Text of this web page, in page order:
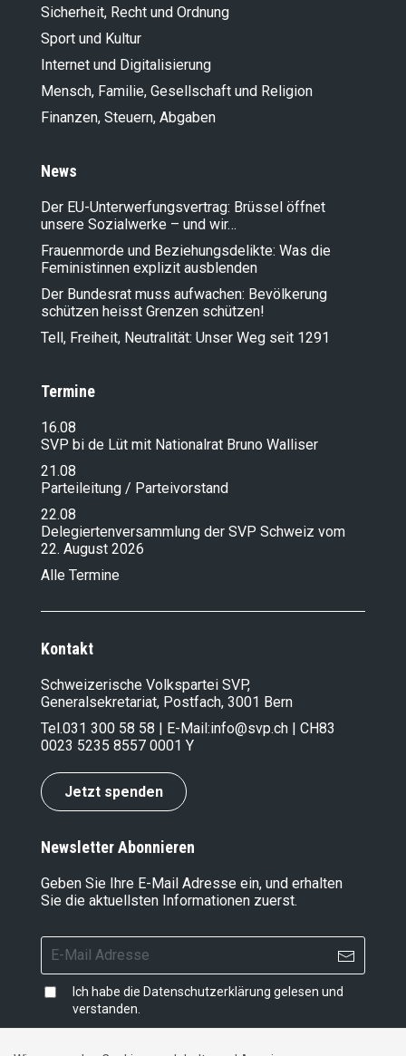
Sicherheit, Recht und Ordnung
Sport und Kultur
Internet und Digitalisierung
Mensch, Familie, Gesellschaft und Religion
Finanzen, Steuern, Abgaben
News
Der EU-Unterwerfungsvertrag: Brüssel öffnet
unsere Sozialwerke – und wir…
Frauenmorde und Beziehungsdelikte: Was die
Feministinnen explizit ausblenden
Der Bundesrat muss aufwachen: Bevölkerung
schützen heisst Grenzen schützen!
Tell, Freiheit, Neutralität: Unser Weg seit 1291
Termine
16.08
SVP bi de Lüt mit Nationalrat Bruno Walliser
21.08
Parteileitung / Parteivorstand
22.08
Delegiertenversammlung der SVP Schweiz vom
22. August 2026
Alle Termine
Kontakt
Schweizerische Volkspartei SVP,
Generalsekretariat, Postfach, 3001 Bern
Tel.031 300 58 58 | E-Mail:info@svp.ch | CH83
0023 5235 8557 0001 Y
Jetzt spenden
Newsletter Abonnieren
Geben Sie Ihre E-Mail Adresse ein, und erhalten
Sie die aktuellsten Informationen zuerst.
Ich habe die Datenschutzerklärung gelesen und
verstanden.